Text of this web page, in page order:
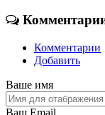
Комментарии
Добавить
Ваше имя
Ваш Email